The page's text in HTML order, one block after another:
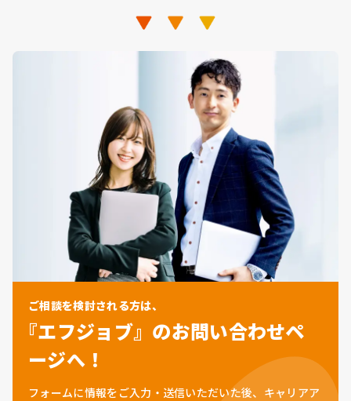
ご相談を検討される方は、
『エフジョブ』のお問い合わせペ
ージへ！
フォームに情報をご入力・送信いただいた後、キャリアア